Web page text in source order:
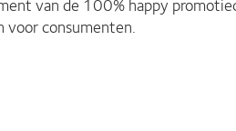
voor consumenten.